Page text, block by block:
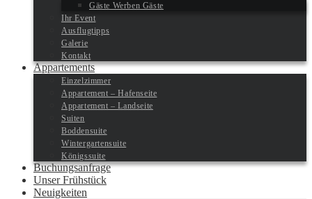
Gäste Werben Gäste
Ihr Event
Ausflugtipps
Galerie
Kontakt
Appartements
Einzelzimmer
Appartement – Hafenseite
Appartement – Landseite
Suiten
Boddensuite
Wintergartensuite
Königssuite
Buchungsanfrage
Unser Frühstück
Neuigkeiten